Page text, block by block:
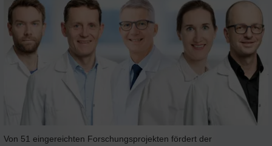
Von 51 eingereichten Forschungsprojekten fördert der